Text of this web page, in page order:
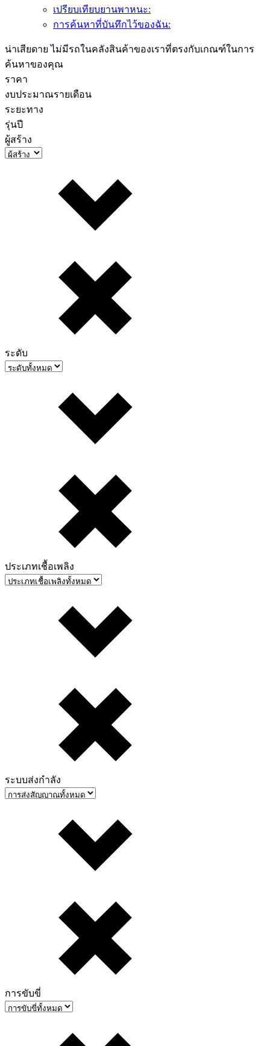
เปรียบเทียบยานพาหนะ:
การค้นหาที่บันทึกไว้ของฉัน:
น่าเสียดาย ไม่มีรถในคลังสินค้าของเราที่ตรงกับเกณฑ์ในการ
ค้นหาของคุณ
ราคา
งบประมาณรายเดือน
ระยะทาง
รุ่นปี
ผู้สร้าง
ระดับ
ประเภทเชื้อเพลิง
ระบบส่งกำลัง
การขับขี่